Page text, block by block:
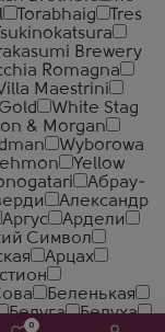
0
Torabhaig
Tres
Tsukinokatsura
Brewery
Romagna
Maestrini
White Stag
& Morgan
Wyborowa
Yellow
Абрау-
Александр
Аргус
Ардели
Символ
Арцах
Беленькая
Белуга
Белуха